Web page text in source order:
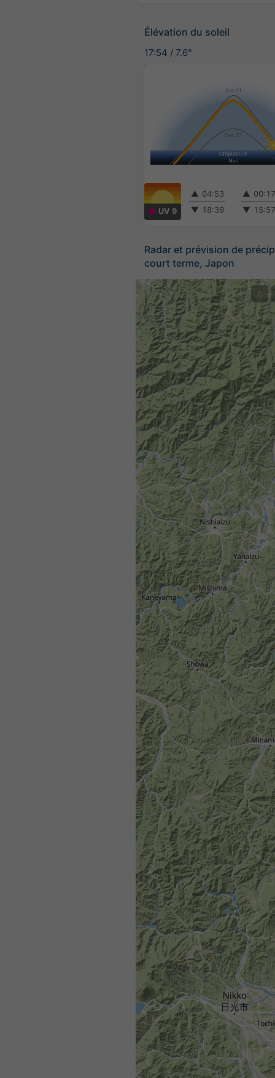
Élévation du soleil
17:54 / 7.6°
UV 9
▲ 04:53
▼ 18:39
▲
▼
Radar et prévision de
court terme, Japon
©